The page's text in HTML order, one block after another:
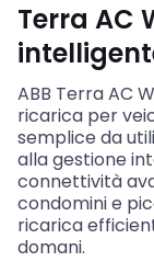
Terra AC
ABB Terra AC
ricarica per
semplice da
alla gestione
connettività
condomini e
ricarica
domani.